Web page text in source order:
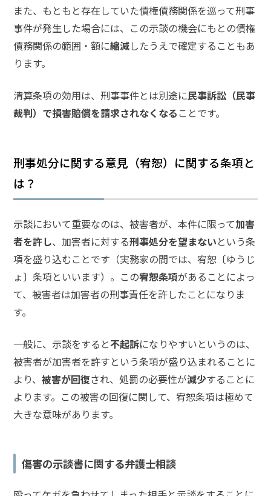
地
図・
また、もともと存在していた債権債務関係を巡って刑事
事件が発生した場合には、この示談の機会にもとの債権
債務関係の範囲・額に縮減したうえで確定することもあ
ります。
清算条項の効用は、刑事事件とは別途に民事訴訟（民事
裁判）で損害賠償を請求されなくなる ことです。
刑事処分に関する意見（宥恕）に関する条項と
は？
示談において重要なのは、被害者が、本件に限って加害
者を許し、加害者に対する刑事処分を望まないという条
項を盛り込むことです（実務家の間では、宥恕〔ゆうじ
ょ〕条項といいます）。この宥恕条項があることによっ
て、被害者は加害者の刑事責任を許したことになりま
す。
一般に、示談をすると不起訴になりやすいというのは、
被害者が加害者を許すという条項が盛り込まれることに
より、被害が回復され、処罰の必要性が減少することに
よります。この被害の回復に関して、宥恕条項は極めて
大きな意味があります。
傷害の示談書に関する弁護士相談